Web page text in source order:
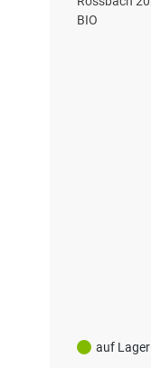
auf Lager